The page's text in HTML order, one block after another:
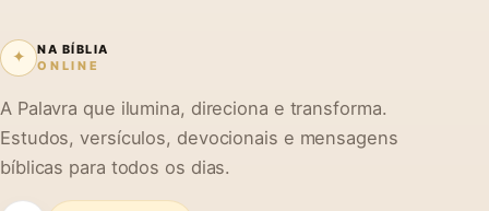
✦
NA BÍBLIA
ONLINE
A Palavra que ilumina, direciona e transforma.
Estudos, versículos, devocionais e mensagens
bíblicas para todos os dias.